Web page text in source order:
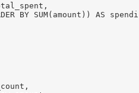
BY SUM(amount)) AS